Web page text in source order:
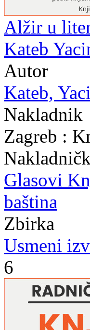
Alžir u
Kateb
Autor
Kateb,
Nakladnik
Zagreb :
Glasovi
baština
Zbirka
Usmeni
6